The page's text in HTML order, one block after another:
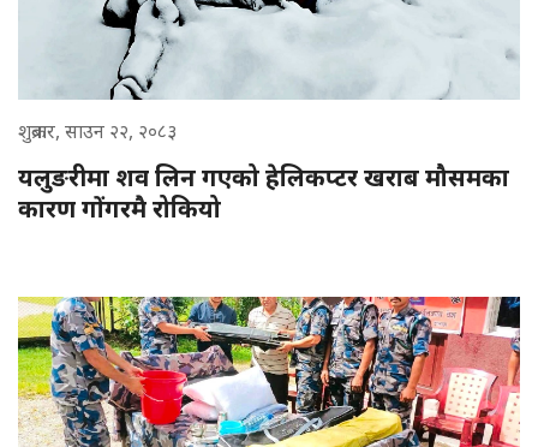
शुक्रबार, साउन २२, २०८३
यलुङरीमा शव लिन गएको हेलिकप्टर खराब मौसमका
कारण गोंगरमै रोकियो